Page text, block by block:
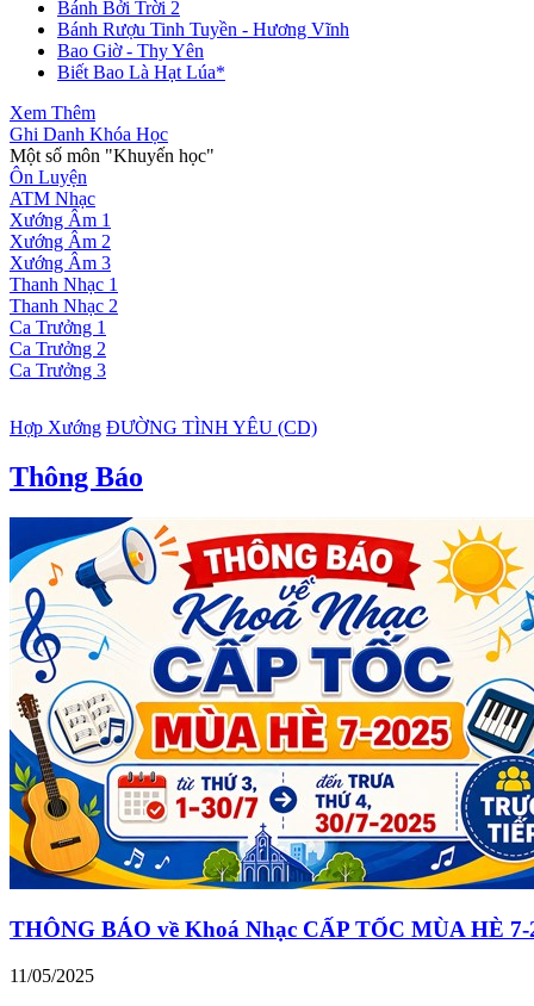
Bánh Bởi Trời 2
Bánh Rượu Tinh Tuyền - Hương Vĩnh
Bao Giờ - Thy Yên
Biết Bao Là Hạt Lúa*
Xem Thêm
Ghi Danh Khóa Học
Một số môn "Khuyến học"
Ôn Luyện
ATM Nhạc
Xướng Âm 1
Xướng Âm 2
Xướng Âm 3
Thanh Nhạc 1
Thanh Nhạc 2
Ca Trưởng 1
Ca Trưởng 2
Ca Trưởng 3
Hợp Xướng ĐƯỜNG TÌNH YÊU (CD)
Thông Báo
THÔNG BÁO về Khoá Nhạc CẤP TỐC MÙA HÈ
11/05/2025